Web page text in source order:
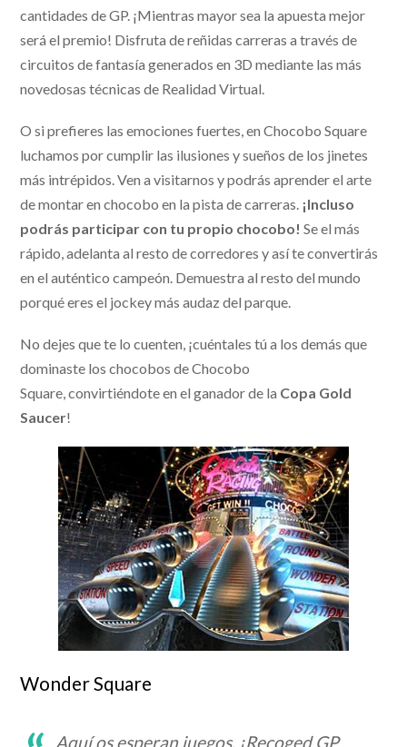
cantidades de GP. ¡Mientras mayor sea la apuesta mejor
será el premio! Disfruta de reñidas carreras a través de
circuitos de fantasía generados en 3D mediante las más
novedosas técnicas de Realidad Virtual.
O si prefieres las emociones fuertes, en Chocobo Square
luchamos por cumplir las ilusiones y sueños de los jinetes
más intrépidos. Ven a visitarnos y podrás aprender el arte
de montar en chocobo en la pista de carreras. ¡Incluso
podrás participar con tu propio chocobo! Se el más
rápido, adelanta al resto de corredores y así te convertirás
en el auténtico campeón. Demuestra al resto del mundo
porqué eres el jockey más audaz del parque.
No dejes que te lo cuenten, ¡cuéntales tú a los demás que
dominaste los chocobos de Chocobo
Square, convirtiéndote en el ganador de la Copa Gold
Saucer!
Wonder Square
Aquí os esperan juegos. ¡Recoged GP